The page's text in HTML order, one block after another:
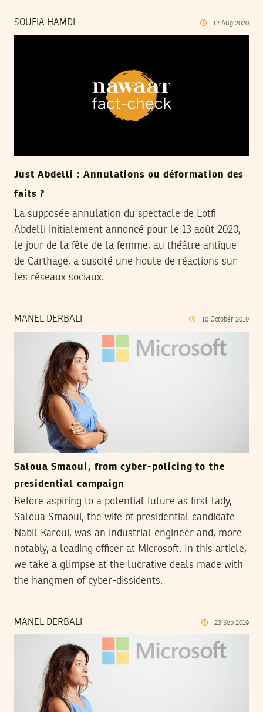
SOUFIA HAMDI 12 Aug 2020
Just Abdelli : Annulations ou déformation des
faits ?
La supposée annulation du spectacle de Lotfi
Abdelli initialement annoncé pour le 13 août 2020,
le jour de la fête de la femme, au théâtre antique
de Carthage, a suscité une houle de réactions sur
les réseaux sociaux.
MANEL DERBALI 10 October 2019
Saloua Smaoui, from cyber-policing to the
presidential campaign
Before aspiring to a potential future as first lady,
Saloua Smaoui, the wife of presidential candidate
Nabil Karoui, was an industrial engineer and, more
notably, a leading officer at Microsoft. In this article,
we take a glimpse at the lucrative deals made with
the hangmen of cyber-dissidents.
MANEL DERBALI 23 Sep 2019